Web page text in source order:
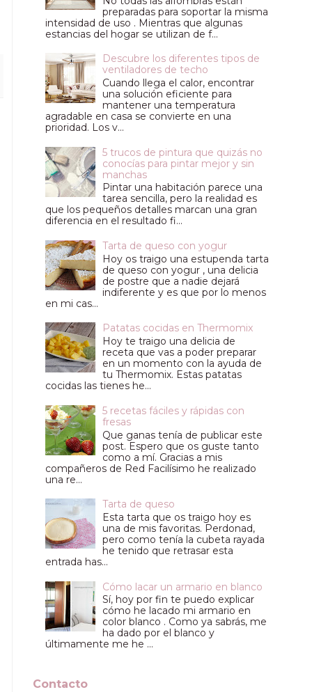
preparadas para soportar la misma
intensidad de uso . Mientras que algunas
estancias del hogar se utilizan de f...
Descubre los diferentes tipos de
ventiladores de techo
Cuando llega el calor, encontrar
una solución eficiente para
mantener una temperatura
agradable en casa se convierte en una
prioridad. Los v...
5 trucos de pintura que quizás no
conocías para pintar mejor y sin
manchas
Pintar una habitación parece una
tarea sencilla, pero la realidad es
que los pequeños detalles marcan una gran
diferencia en el resultado fi...
Tarta de queso con yogur
Hoy os traigo una estupenda tarta
de queso con yogur , una delicia
de postre que a nadie dejará
indiferente y es que por lo menos
en mi cas...
Patatas cocidas en Thermomix
Hoy te traigo una delicia de
receta que vas a poder preparar
en un momento con la ayuda de
tu Thermomix. Estas patatas
cocidas las tienes he...
5 recetas fáciles y rápidas con
fresas
Que ganas tenía de publicar este
post. Espero que os guste tanto
como a mí. Gracias a mis
compañeros de Red Facilísimo he realizado
una re...
Tarta de queso
Esta tarta que os traigo hoy es
una de mis favoritas. Perdonad,
pero como tenía la cubeta rayada
he tenido que retrasar esta
entrada has...
Cómo lacar un armario en blanco
Sí, hoy por fin te puedo explicar
cómo he lacado mi armario en
color blanco . Como ya sabrás, me
ha dado por el blanco y
últimamente me he ...
Contacto